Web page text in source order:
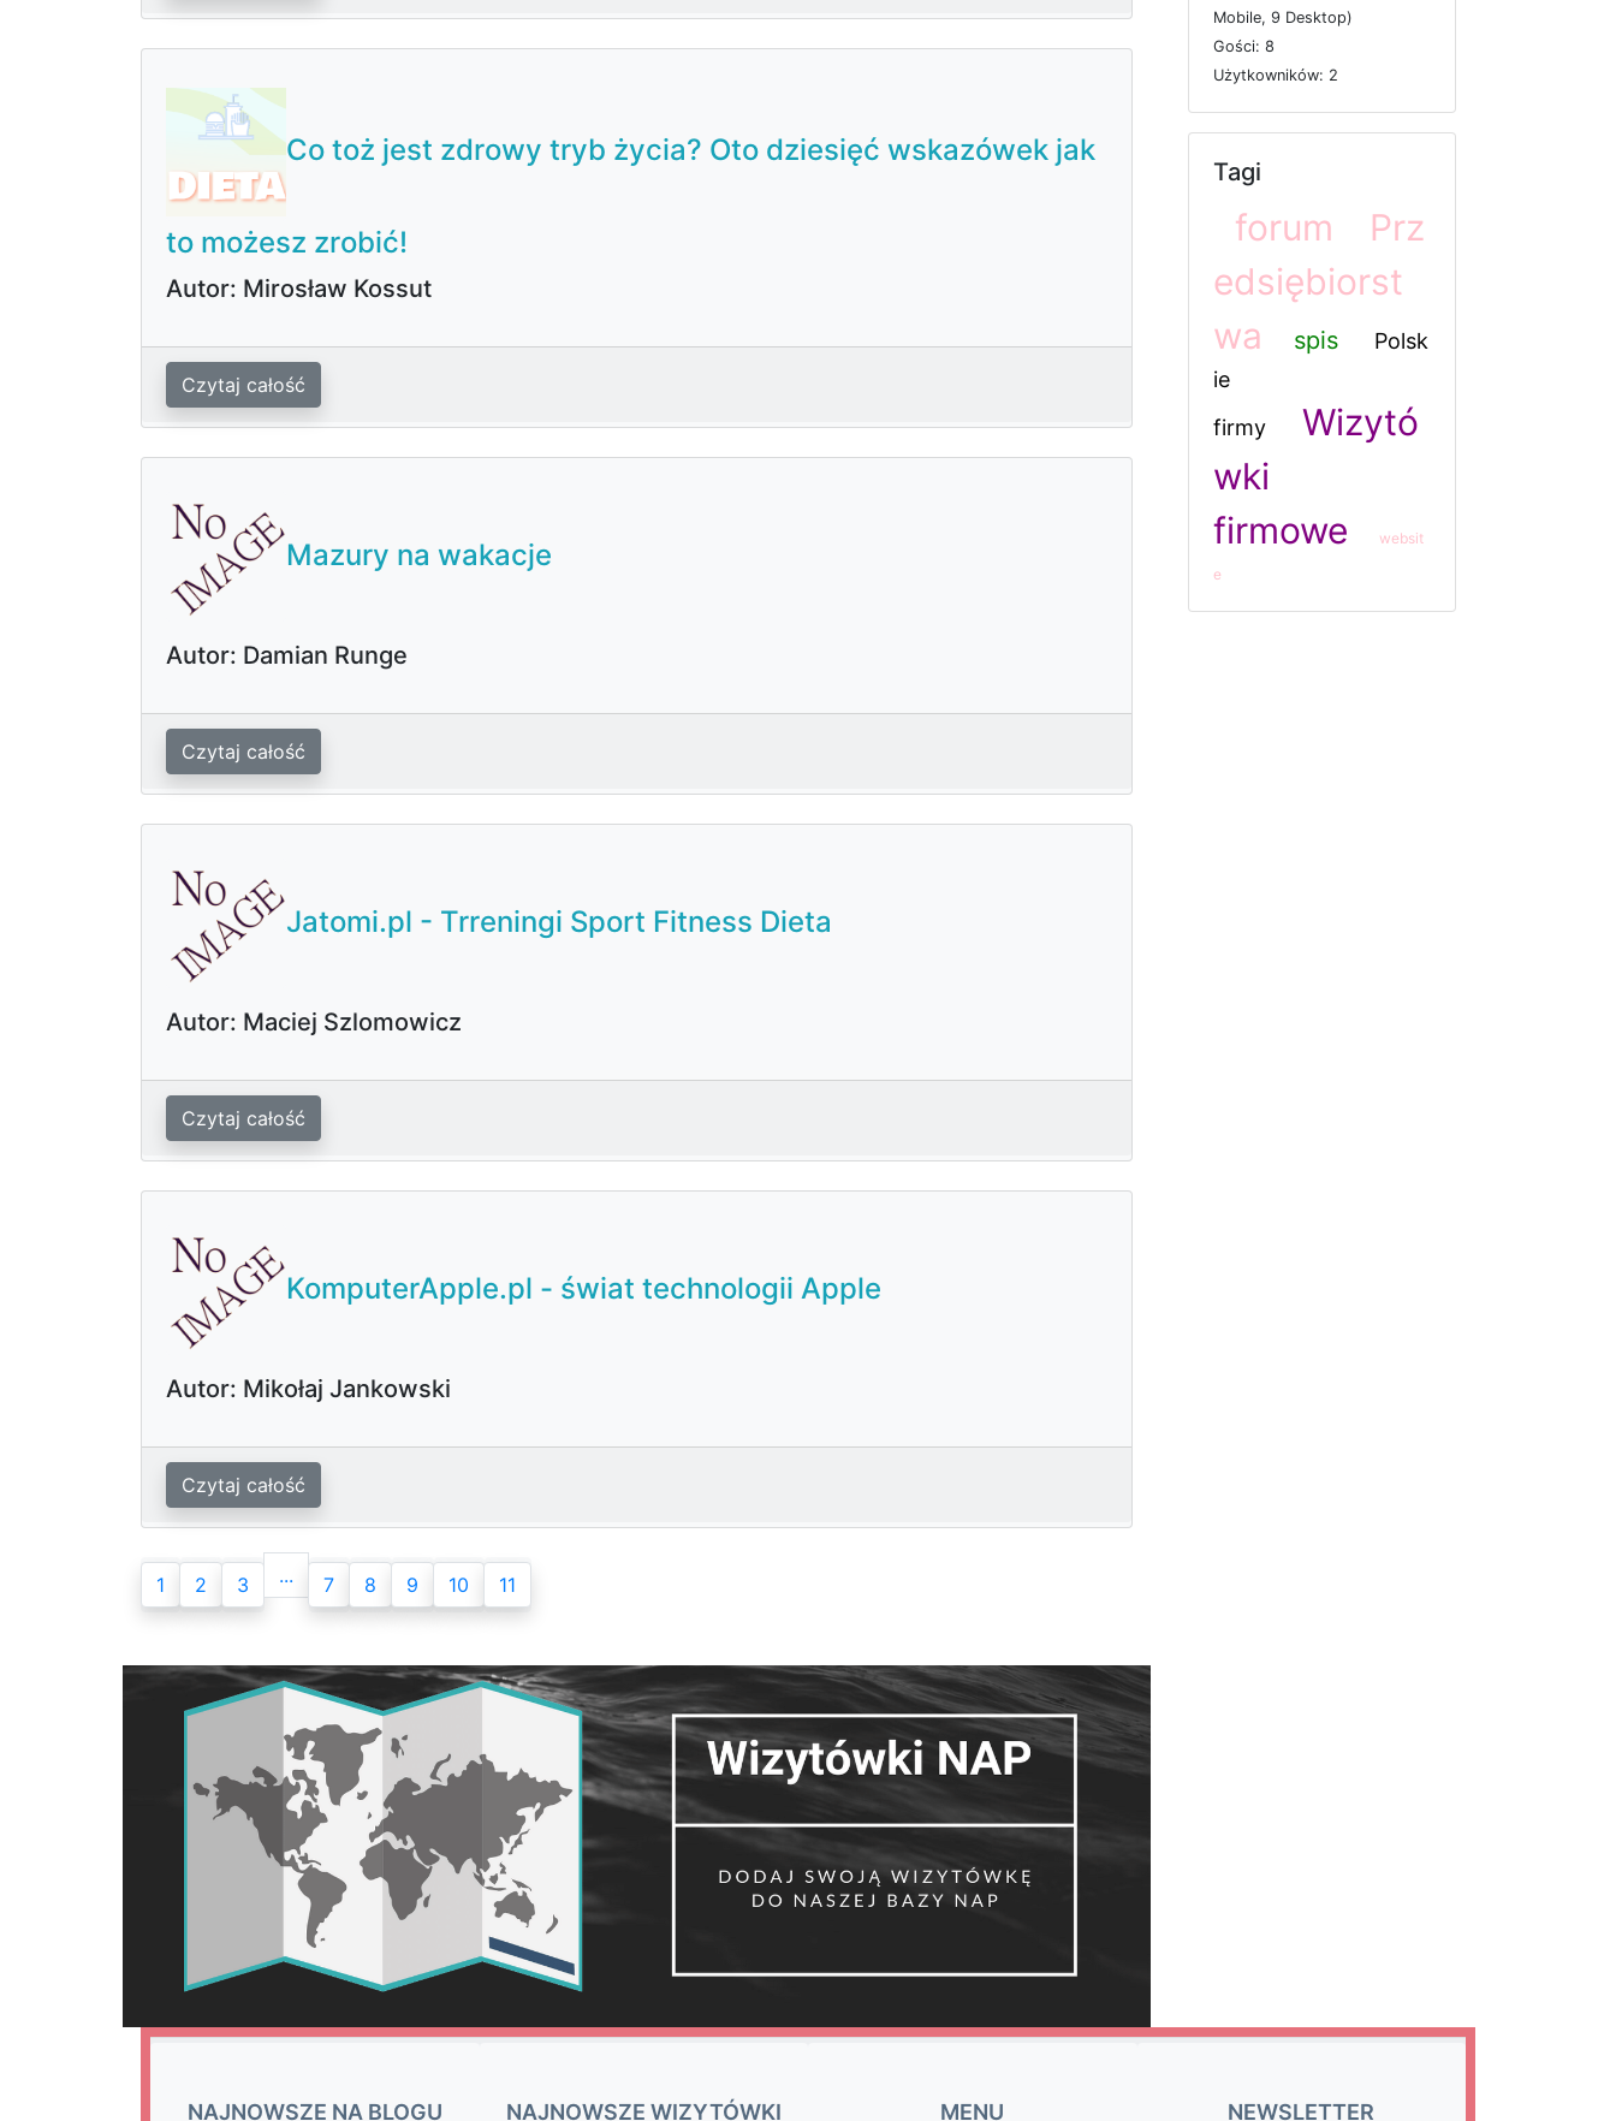
Co toż jest zdrowy tryb życia? Oto dziesięć wskazówek jak
to możesz zrobić!
Autor: Mirosław Kossut
Czytaj całość
Mazury na wakacje
Autor: Damian Runge
Czytaj całość
Jatomi.pl - Trreningi Sport Fitness Dieta
Autor: Maciej Szlomowicz
Czytaj całość
KomputerApple.pl - świat technologii Apple
Autor: Mikołaj Jankowski
Czytaj całość
1 2 3 ... 7 8 9 10 11
Mobile, 9 Desktop)
Gości: 8
Użytkowników: 2
Tagi
forum
Prz
edsiębiorst
wa
spis
Polsk
ie
firmy
Wizytó
wki
firmowe
websit
e
NAJNOWSZE NA BLOGU NAJNOWSZE WIZYTÓWKI MENU NEWSLETTER